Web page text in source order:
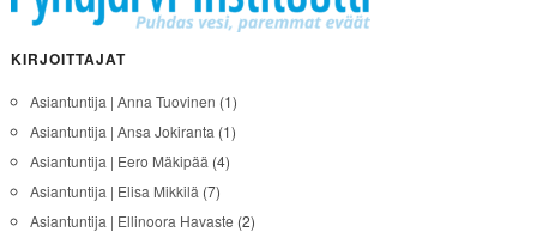
KIRJOITTAJAT
Asiantuntija | Anna Tuovinen (1)
Asiantuntija | Ansa Jokiranta (1)
Asiantuntija | Eero Mäkipää (4)
Asiantuntija | Elisa Mikkilä (7)
Asiantuntija | Ellinoora Havaste (2)